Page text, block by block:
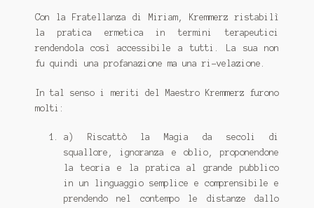
Con la Fratellanza di Miriam, Kremmerz ristabilì
la pratica ermetica in termini terapeutici
rendendola così accessibile a tutti. La sua non
fu quindi una profanazione ma una ri-velazione.
In tal senso i meriti del Maestro Kremmerz furono
molti:
a) Riscattò la Magia da secoli di
squallore, ignoranza e oblio, proponendone
la teoria e la pratica al grande pubblico
in un linguaggio semplice e comprensibile e
prendendo nel contempo le distanze dallo